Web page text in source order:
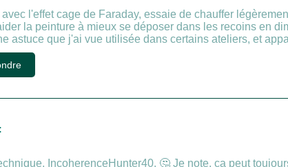
l'effet cage de Faraday, essaie de chauffer
la peinture à mieux se déposer dans les recoins en
astuce que j'ai vue utilisée dans certains ateliers, et
IncoherenceHunter40. 🤔 Je note, ça peut